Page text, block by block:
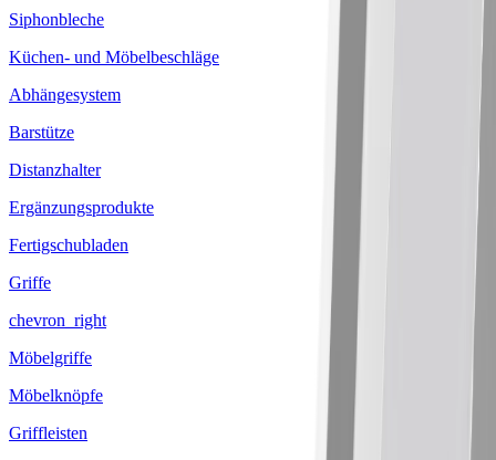
Siphonbleche
Küchen- und Möbelbeschläge
Abhängesystem
Barstütze
Distanzhalter
Ergänzungsprodukte
Fertigschubladen
Griffe
chevron_right
Möbelgriffe
Möbelknöpfe
Griffleisten